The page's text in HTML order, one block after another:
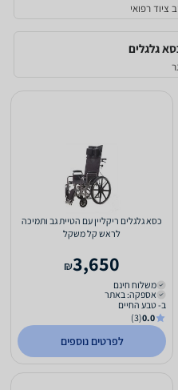
ציוד רפואי
גלגלים
כסא גלגלים ריקליין עם הטיית גב ותמיכה
לראש קל משקל
3,650
₪
משלוח חינם
אספקה: באתר
ב- טבע החיים
0.0
(3)
לפרטים נוספים